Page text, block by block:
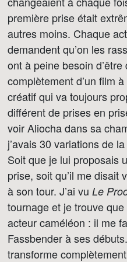
première prise était
autres moins. Chaque
demandent qu’on les
ont à peine besoin
complètement d’un film
créatif qui va toujours
différent de prises en
voir Aliocha dans sa
j’avais 30 variations de
Soit que je lui proposais
prise, soit qu’il me disait
à son tour. J’ai vu Le
tournage et je trouve que
acteur caméléon : il me
Fassbender à ses
transforme